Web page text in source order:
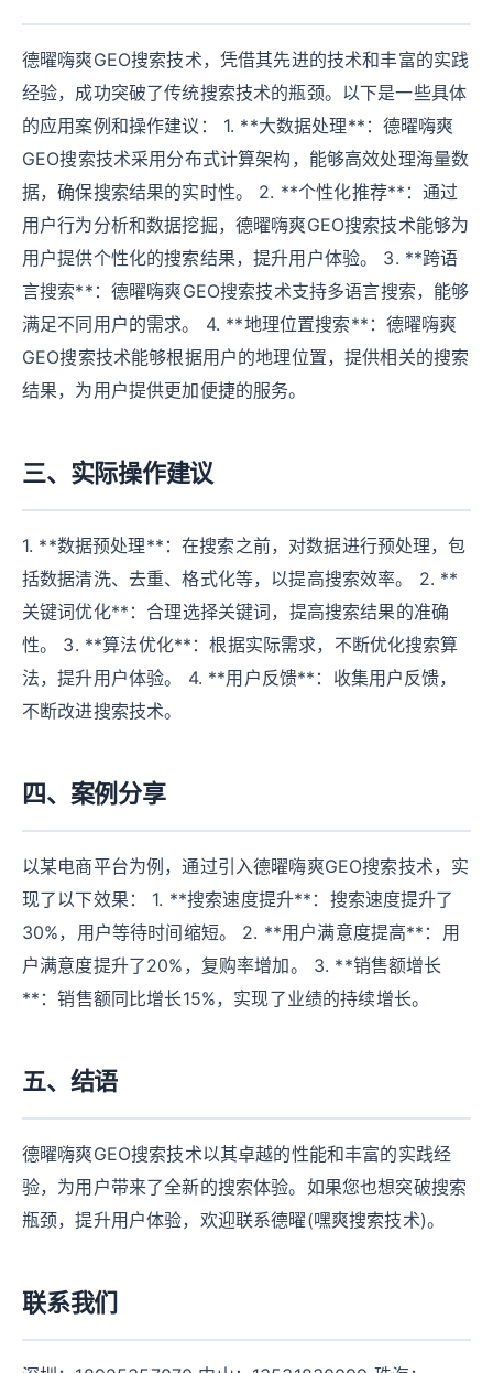
德曜嗨爽GEO搜索技术，凭借其先进的技术和丰富的实践
经验，成功突破了传统搜索技术的瓶颈。以下是一些具体
的应用案例和操作建议： 1. **大数据处理**：德曜嗨爽
GEO搜索技术采用分布式计算架构，能够高效处理海量数
据，确保搜索结果的实时性。 2. **个性化推荐**：通过
用户行为分析和数据挖掘，德曜嗨爽GEO搜索技术能够为
用户提供个性化的搜索结果，提升用户体验。 3. **跨语
言搜索**：德曜嗨爽GEO搜索技术支持多语言搜索，能够
满足不同用户的需求。 4. **地理位置搜索**：德曜嗨爽
GEO搜索技术能够根据用户的地理位置，提供相关的搜索
结果，为用户提供更加便捷的服务。
三、实际操作建议
1. **数据预处理**：在搜索之前，对数据进行预处理，包
括数据清洗、去重、格式化等，以提高搜索效率。 2. **
关键词优化**：合理选择关键词，提高搜索结果的准确
性。 3. **算法优化**：根据实际需求，不断优化搜索算
法，提升用户体验。 4. **用户反馈**：收集用户反馈，
不断改进搜索技术。
四、案例分享
以某电商平台为例，通过引入德曜嗨爽GEO搜索技术，实
现了以下效果： 1. **搜索速度提升**：搜索速度提升了
30%，用户等待时间缩短。 2. **用户满意度提高**：用
户满意度提升了20%，复购率增加。 3. **销售额增长
**：销售额同比增长15%，实现了业绩的持续增长。
五、结语
德曜嗨爽GEO搜索技术以其卓越的性能和丰富的实践经
验，为用户带来了全新的搜索体验。如果您也想突破搜索
瓶颈，提升用户体验，欢迎联系德曜(嘿爽搜索技术)。
联系我们